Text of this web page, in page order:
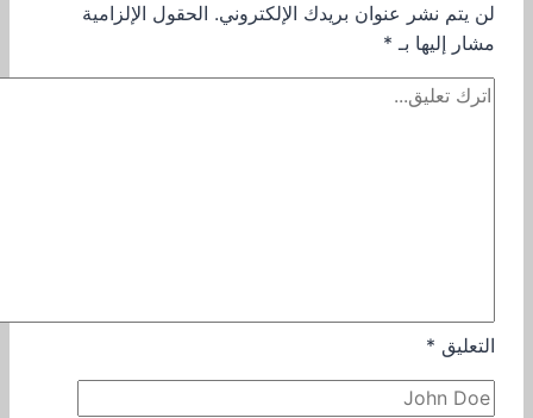
لن يتم نشر عنوان بريدك الإلكتروني. الحقول الإلزامية
مشار إليها بـ *
التعليق *